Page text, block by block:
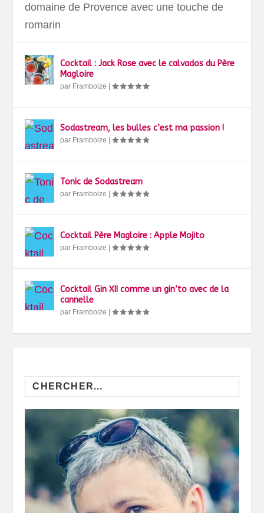
domaine de Provence avec une touche de
romarin
Cocktail : Jack Rose avec le calvados du Père
Magloire
par Framboize |
Sodastream, les bulles c’est ma passion !
par Framboize |
Tonic de Sodastream
par Framboize |
Cocktail Père Magloire : Apple Mojito
par Framboize |
Cocktail Gin XII comme un gin’to avec de la
cannelle
par Framboize |
Search
for: